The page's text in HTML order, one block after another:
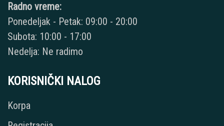
Radno vreme:
Ponedeljak - Petak: 09:00 - 20:00
Subota: 10:00 - 17:00
Nedelja: Ne radimo
KORISNIČKI NALOG
Korpa